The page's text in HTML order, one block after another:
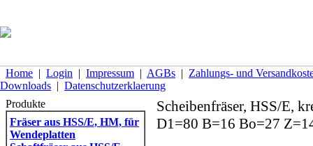
Home | Login | Impressum | AGBs | Zahlungs- und
Downloads | Datenschutzerklaerung
Produkte
Fräser aus HSS/E, HM, für
Wendeplatten
Scheibenfräser, HSS/E,
D1=80 B=16 Bo=27